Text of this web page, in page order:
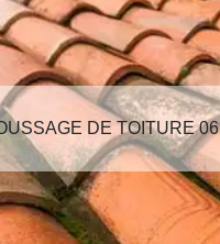
DE TOITURE 06